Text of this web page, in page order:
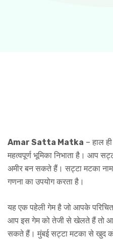
Amar Satta Matka – हाल
महत्वपूर्ण भूमिका निभाता है। आप
अमीर बन सकते हैं। सट्टा मटका
गणना का उपयोग करता है।
यह एक पहेली गेम है जो आपके
आप इस गेम को तेजी से खेलते हैं तो
सकते हैं। मुंबई सट्टा मटका से खुद को